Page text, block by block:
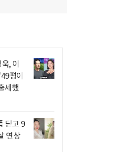
, 이
평이
세했
딛고 9
연상